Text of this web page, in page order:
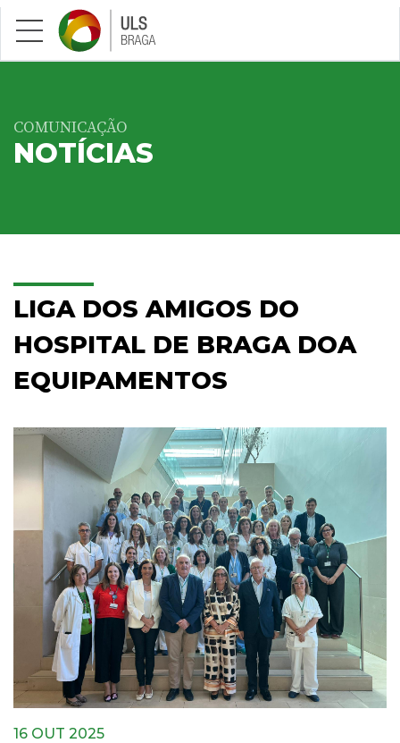
Saltar para conteúdo principal
COMUNICAÇÃO
NOTÍCIAS
LIGA DOS AMIGOS DO
HOSPITAL DE BRAGA DOA
EQUIPAMENTOS
16 OUT 2025